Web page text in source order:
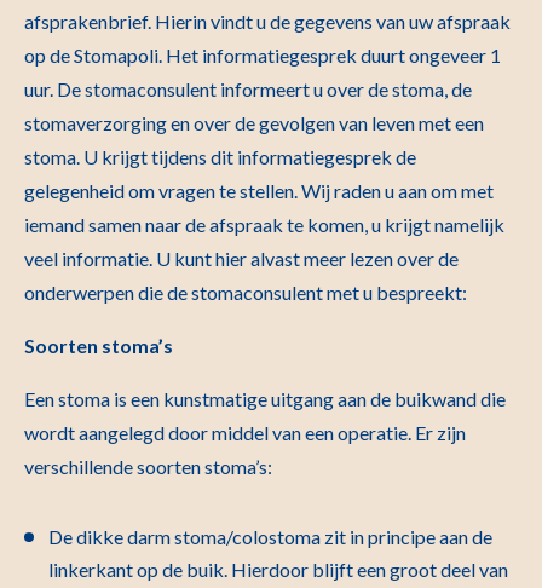
afsprakenbrief. Hierin vindt u de gegevens van uw afspraak
op de Stomapoli. Het informatiegesprek duurt ongeveer 1
uur. De stomaconsulent informeert u over de stoma, de
stomaverzorging en over de gevolgen van leven met een
stoma. U krijgt tijdens dit informatiegesprek de
gelegenheid om vragen te stellen. Wij raden u aan om met
iemand samen naar de afspraak te komen, u krijgt namelijk
veel informatie. U kunt hier alvast meer lezen over de
onderwerpen die de stomaconsulent met u bespreekt:
Soorten stoma’s
Een stoma is een kunstmatige uitgang aan de buikwand die
wordt aangelegd door middel van een operatie. Er zijn
verschillende soorten stoma’s:
De dikke darm stoma/colostoma zit in principe aan de
linkerkant op de buik. Hierdoor blijft een groot deel van